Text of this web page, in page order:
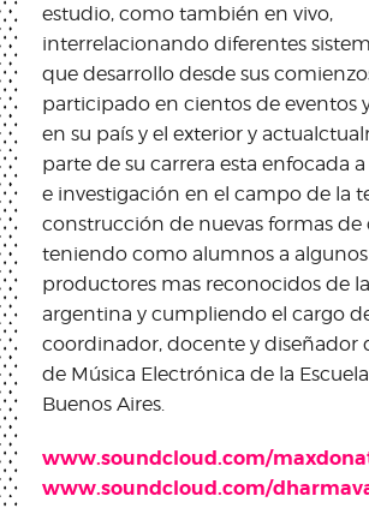
estudio, como también en vivo,
interrelacionando diferentes
que desarrollo desde sus
participado en cientos de eventos
en su país y el exterior y
parte de su carrera esta enfocada
e investigación en el campo de la
construcción de nuevas formas
teniendo como alumnos a algunos
productores mas reconocidos de
argentina y cumpliendo el cargo
coordinador, docente y diseñador
de Música Electrónica de la
Buenos Aires.
www.soundcloud.com/
www.soundcloud.com/